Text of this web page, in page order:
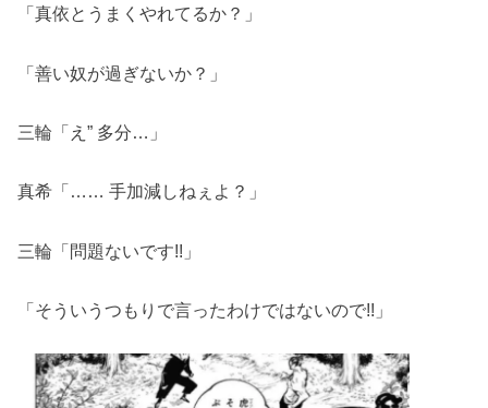
「真依とうまくやれてるか？」
「善い奴が過ぎないか？」
三輪「え” 多分…」
真希「…… 手加減しねぇよ？」
三輪「問題ないです!!」
「そういうつもりで言ったわけではないので!!」